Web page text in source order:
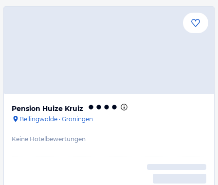
Pension Huize Kruiz
Bellingwolde · Groningen
Keine Hotelbewertungen